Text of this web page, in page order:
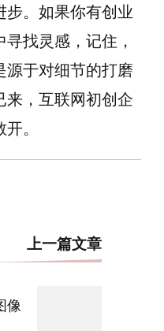
步。如果你有创业
找灵感，记住，
源于对细节的打磨
来，互联网初创企
。
上一篇文章
像